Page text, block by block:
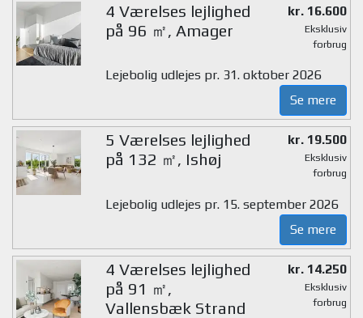
4 Værelses lejlighed
på 96 ㎡, Amager
kr. 16.600
Eksklusiv
forbrug
Lejebolig udlejes pr. 31. oktober 2026
Se mere
5 Værelses lejlighed
på 132 ㎡, Ishøj
kr. 19.500
Eksklusiv
forbrug
Lejebolig udlejes pr. 15. september 2026
Se mere
4 Værelses lejlighed
på 91 ㎡,
Vallensbæk Strand
kr. 14.250
Eksklusiv
forbrug